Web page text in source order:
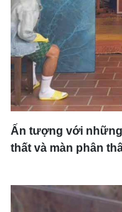
Ấn tượng với
thất và màn phân